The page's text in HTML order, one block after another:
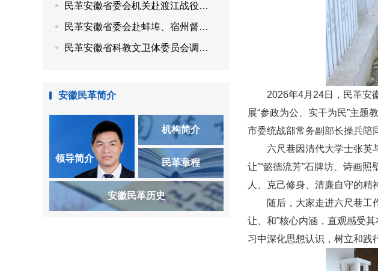
民革安徽省委会机关赴渡江战役纪念馆、安徽名人馆开展“参政为公、实干为民”主题教育
民革安徽省委会赴蚌埠、宿州督导调研
民革安徽省科教文卫体委员会调研“用好传统中医药资源，赋能乡村特色康养产业发展”
安徽民革简介
领导简介
机构简介
民革章程
安徽民革历史
2026年4月24日，民革安
展“参政为公、实干为民”主
市委统战部常务副部长操兵陪
六尺巷因清代大学士张英
让”“懿德流芳”石牌坊、诗画
人、克己修身、清廉自守的精
随后，大家走进六尺巷工
让、和”核心内涵，直观感受
习中深化思想认识，树立和践